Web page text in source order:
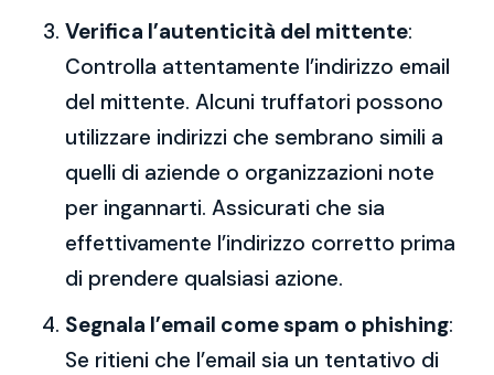
Verifica l’autenticità del mittente:
Controlla attentamente l’indirizzo email
del mittente. Alcuni truffatori possono
utilizzare indirizzi che sembrano simili a
quelli di aziende o organizzazioni note
per ingannarti. Assicurati che sia
effettivamente l’indirizzo corretto prima
di prendere qualsiasi azione.
Segnala l’email come spam o phishing:
Se ritieni che l’email sia un tentativo di